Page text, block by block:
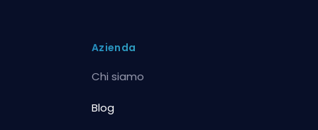
Azienda
Chi siamo
Blog